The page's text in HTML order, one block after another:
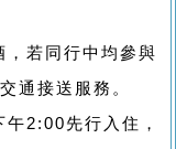
若同行中均參與
通接送服務。
2:00先行入住，